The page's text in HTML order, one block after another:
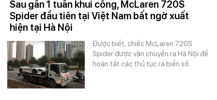
Sau gần 1 tuần khui công, McLaren 720S
Spider đầu tiên tại Việt Nam bất ngờ xuất
hiện tại Hà Nội
Được biết, chiếc McLaren 720S
Spider được vận chuyển ra Hà Nội để
hoàn tất các thủ tục ra biển số.